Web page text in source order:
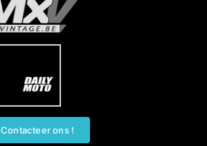
Contacteer ons !